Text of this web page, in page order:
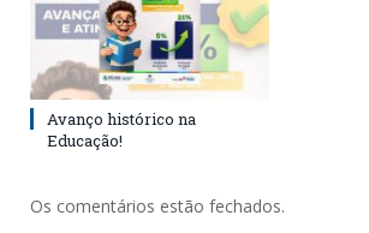
Avanço histórico na
Educação!
Os comentários estão fechados.